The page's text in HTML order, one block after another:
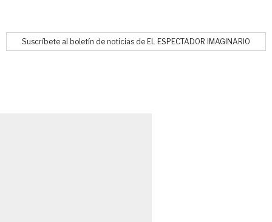
Suscríbete al boletín de noticias de EL ESPECTADOR IMAGINARIO